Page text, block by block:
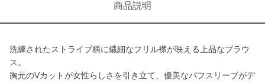
商品説明
洗練されたストライプ柄に繊細なフリル襟が映える上品なブラウ
ス。
胸元のVカットが女性らしさを引き立て、優美なパフスリーブがデ